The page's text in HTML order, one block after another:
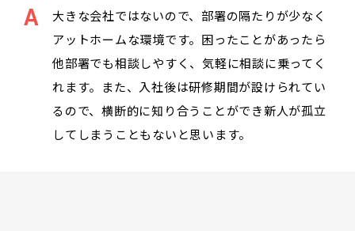
大きな会社ではないので、部署の隔たりが少なく
アットホームな環境です。困ったことがあったら
他部署でも相談しやすく、気軽に相談に乗ってく
れます。また、入社後は研修期間が設けられてい
るので、横断的に知り合うことができ新人が孤立
してしまうこともないと思います。